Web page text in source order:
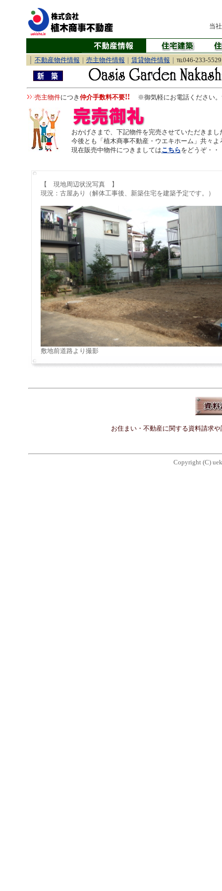
当
不動産物件情報 ｜ 売主物件情報 ｜ 賃貸物件情報 ｜ ℡046-233-5529
売主物件につき 仲介手数料不要!! ※御気軽にお電話ください。
おかげさまで、下記物件を完売させていただきまし
今後とも「植木商事不動産・ウエキホーム」共々
現在販売中物件につきましてはこちらをどうぞ・・
【 現地周辺状況写真 】
現況：古屋あり（解体工事後、新築住宅を建築予定です。）
敷地前道路より撮影
お住まい・不動産に関する資料請求
Copyright (C)